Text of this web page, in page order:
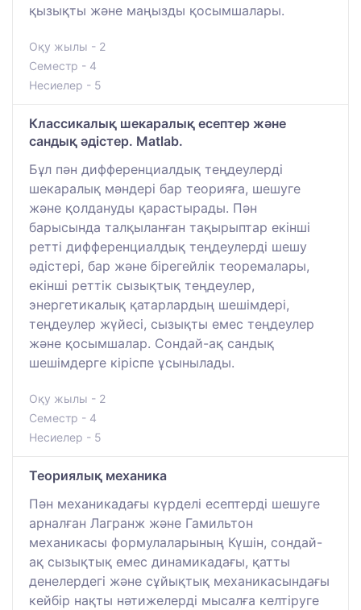
қызықты және маңызды қосымшалары.
Оқу жылы - 2
Семестр - 4
Несиелер - 5
Классикалық шекаралық есептер және
сандық әдістер. Matlab.
Бұл пән дифференциалдық теңдеулерді
шекаралық мәндері бар теорияға, шешуге
және қолдануды қарастырады. Пән
барысында талқыланған тақырыптар екінші
ретті дифференциалдық теңдеулерді шешу
әдістері, бар және бірегейлік теоремалары,
екінші реттік сызықтық теңдеулер,
энергетикалық қатарлардың шешімдері,
теңдеулер жүйесі, сызықты емес теңдеулер
және қосымшалар. Сондай-ақ сандық
шешімдерге кіріспе ұсынылады.
Оқу жылы - 2
Семестр - 4
Несиелер - 5
Теориялық механика
Пән механикадағы күрделі есептерді шешуге
арналған Лагранж және Гамильтон
механикасы формулаларының Күшін, сондай-
ақ сызықтық емес динамикадағы, қатты
денелердегі және сұйықтық механикасындағы
кейбір нақты нәтижелерді мысалға келтіруге